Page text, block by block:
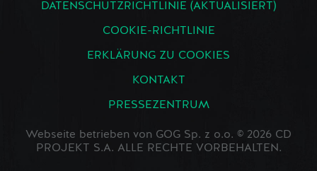
DATENSCHUTZRICHTLINIE (AKTUALISIERT)
COOKIE-RICHTLINIE
ERKLÄRUNG ZU COOKIES
KONTAKT
PRESSEZENTRUM
Webseite betrieben von GOG Sp. z o.o. © 2026 CD
PROJEKT S.A. ALLE RECHTE VORBEHALTEN.